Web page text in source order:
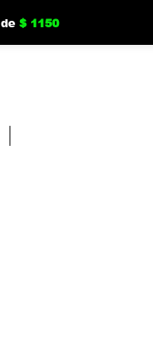
$ 1150